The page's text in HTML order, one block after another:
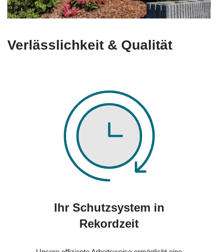
Verlässlichkeit & Qualität
Ihr Schutzsystem in
Rekordzeit